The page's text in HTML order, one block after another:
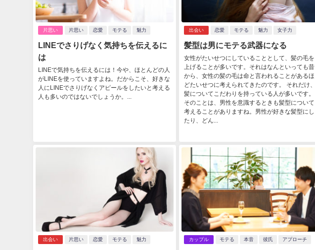
片思い 片思い 恋愛 モテる 魅力
LINEでさりげなく気持ちを伝えるに
は
LINEで気持ちを伝えるには！今や、ほとんどの人
がLINEを使っていますよね。だからこそ、好きな
人にLINEでさりげなくアピールをしたいと考える
人も多いのではないでしょうか。...
出会い 恋愛 モテる 魅力 女子力
髪型は男にモテる武器になる
女性がたいせつにしていることとして、髪の毛を
上げることが多いです。それはなんといっても昔
から、女性の髪の毛は命と言われることがあるほ
どたいせつに考えられてきたのです。 それだけ、
髪についてこだわりを持っている人が多いです。
そのことは、男性を意識するときも髪型について
考えることがありますね。男性が好きな髪型にし
たり、どん...
出会い 片思い 恋愛 モテる 魅力 カップル モテる 本音 彼氏 アプローチ